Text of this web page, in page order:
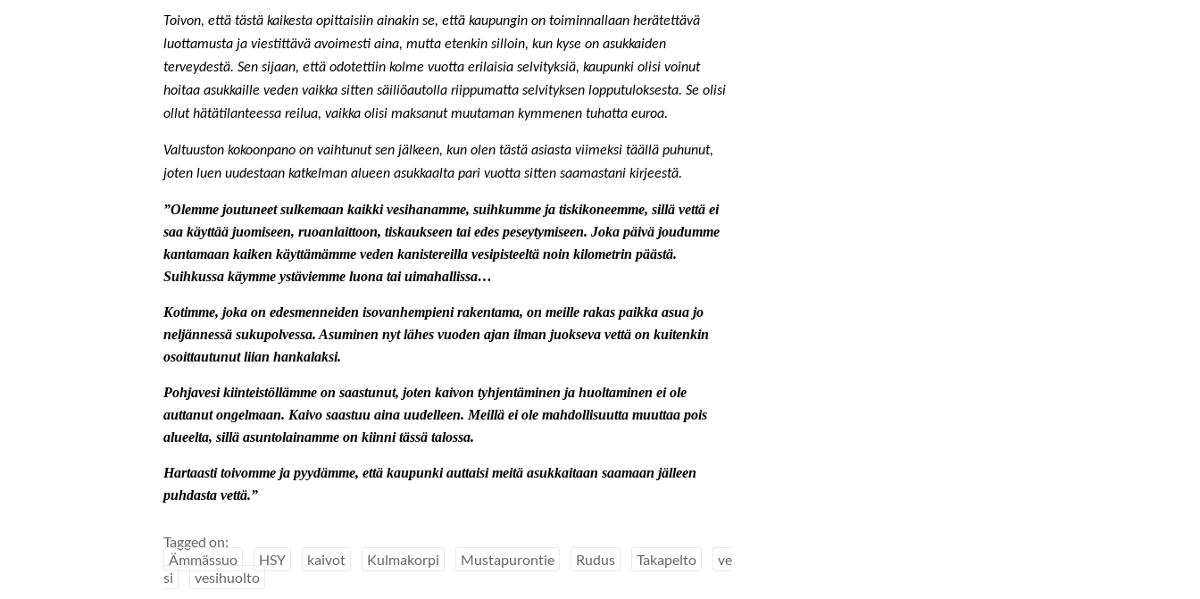
Toivon, että tästä kaikesta opittaisiin ainakin se, että kaupungin on toiminnallaan herätettävä
luottamusta ja viestittävä avoimesti aina, mutta etenkin silloin, kun kyse on asukkaiden
terveydestä. Sen sijaan, että odotettiin kolme vuotta erilaisia selvityksiä, kaupunki olisi voinut
hoitaa asukkaille veden vaikka sitten säiliöautolla riippumatta selvityksen lopputuloksesta. Se olisi
ollut hätätilanteessa reilua, vaikka olisi maksanut muutaman kymmenen tuhatta euroa.
Valtuuston kokoonpano on vaihtunut sen jälkeen, kun olen tästä asiasta viimeksi täällä puhunut,
joten luen uudestaan katkelman alueen asukkaalta pari vuotta sitten saamastani kirjeestä.
”Olemme joutuneet sulkemaan kaikki vesihanamme, suihkumme ja tiskikoneemme, sillä vettä ei
saa käyttää juomiseen, ruoanlaittoon, tiskaukseen tai edes peseytymiseen. Joka päivä joudumme
kantamaan kaiken käyttämämme veden kanistereilla vesipisteeltä noin kilometrin päästä.
Suihkussa käymme ystäviemme luona tai uimahallissa…
Kotimme, joka on edesmenneiden isovanhempieni rakentama, on meille rakas paikka asua jo
neljännessä sukupolvessa. Asuminen nyt lähes vuoden ajan ilman juokseva vettä on kuitenkin
osoittautunut liian hankalaksi.
Pohjavesi kiinteistöllämme on saastunut, joten kaivon tyhjentäminen ja huoltaminen ei ole
auttanut ongelmaan. Kaivo saastuu aina uudelleen. Meillä ei ole mahdollisuutta muuttaa pois
alueelta, sillä asuntolainamme on kiinni tässä talossa.
Hartaasti toivomme ja pyydämme, että kaupunki auttaisi meitä asukkaitaan saamaan jälleen
puhdasta vettä.”
Tagged on:
Ämmässuo
HSY kaivot Kulmakorpi Mustapurontie Rudus Takapelto
ve
si
vesihuolto